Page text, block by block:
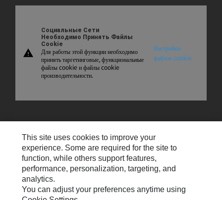
warning
Социальные Сети
Необходимо Принять Файлы
Cookie
Для работы этой функции необходимо
принять таргетинговые, функциональные
файлы cookie и файлы cookie
производительности.
Настройки
файлов cookie
Свяжитесь С Нами
Настройки Электронной Почты
Cookie Settings
Юридическая Информация
This site uses cookies to improve your
experience. Some are required for the site to
function, while others support features,
performance, personalization, targeting, and
analytics.
You can adjust your preferences anytime using